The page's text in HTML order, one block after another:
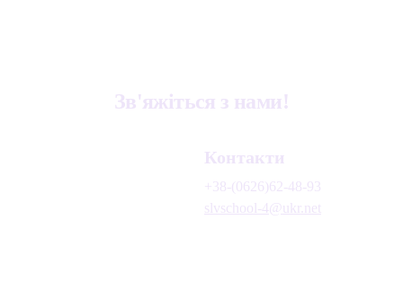
Зв'яжіться з нами!
Контакти
+38-(0626)62-48-93
slvschool-4@ukr.net